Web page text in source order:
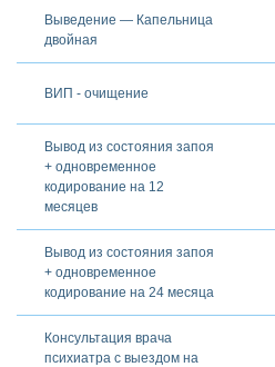
Выведение — Капельница
двойная
ВИП - очищение
Вывод из состояния запоя
+ одновременное
кодирование на 12
месяцев
Вывод из состояния запоя
+ одновременное
кодирование на 24 месяца
Консультация врача
психиатра с выездом на